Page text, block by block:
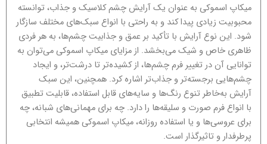
میکاپ اسموکی به عنوان یک آرایش چشم کلاسیک و جذاب، توانسته
محبوبیت زیادی پیدا کند و به راحتی با انواع سبک‌های مختلف سازگار
شود. این نوع آرایش با تأکید بر عمق و جذابیت چشم‌ها، به هر فردی
ظاهری خاص و شیک می‌بخشد. از مزایای میکاپ اسموکی می‌توان به
توانایی آن در تغییر فرم چشم‌ها، از کشیده‌تر تا درشت‌تر، و ایجاد
چشم‌هایی برجسته‌تر و جذاب‌تر اشاره کرد. همچنین، این سبک
آرایش به‌خاطر تنوع رنگ‌ها و سایه‌های قابل استفاده، قابلیت تطبیق
با انواع فرم صورت و سلیقه‌ها را دارد. چه برای مهمانی‌های شبانه، چه
برای عروسی‌ها و یا استفاده روزانه، میکاپ اسموکی همیشه انتخابی
پرطرفدار و تاثیرگذار است.